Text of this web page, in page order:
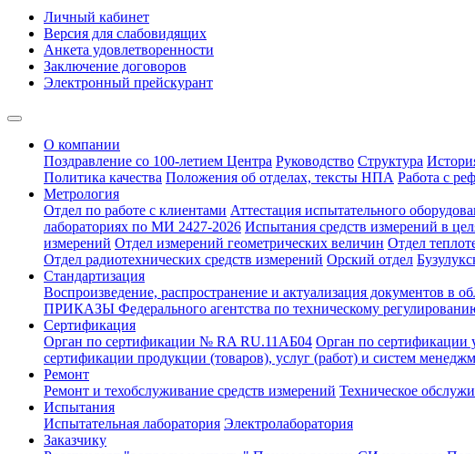
Личный кабинет
Версия для слабовидящих
Анкета удовлетворенности
Заключение договоров
Электронный прейскурант
О компании
Поздравление со 100-летием Центра Руководство Структура
Политика качества Положения об отделах, тексты НПА Работа с
Метрология
Отдел по работе с клиентами Аттестация испытательного
лабораториях по МИ 2427-2026 Испытания средств измерений в
измерений Отдел измерений геометрических величин Отдел
Отдел радиотехнических средств измерений Орский отдел
Стандартизация
Воспроизведение, распространение и актуализация документов в
ПРИКАЗЫ Федерального агентства по техническому
Сертификация
Орган по сертификации № RA RU.11АБ04 Орган по
сертификации продукции (товаров), услуг (работ) и систем
Ремонт
Ремонт и техобслуживание средств измерений Техническое
Испытания
Испытательная лаборатория Электролаборатория
Заказчику